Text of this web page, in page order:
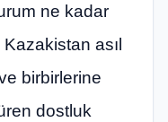
ne kadar
asıl
birbirlerine
dostluk